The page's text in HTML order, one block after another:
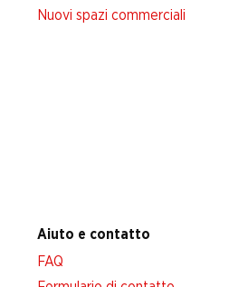
Nuovi spazi commerciali
Aiuto e contatto
FAQ